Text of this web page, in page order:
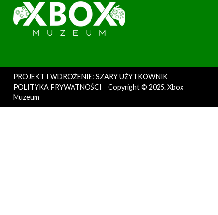
PROJEKT I WDROŻENIE: SZARY UŻYTKOWNIK
POLITYKA PRYWATNOŚCI
Copyright © 2025. Xbox
Muzeum